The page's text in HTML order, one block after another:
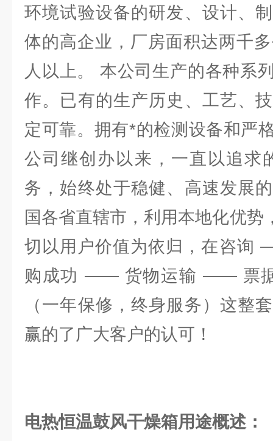
环境试验设备的研发、设计、
体的高企业，厂房面积达两千
人以上。 本公司生产的各种系
作。已有的生产历史、工艺、
定可靠。拥有*的检测设备和严
公司继创办以来，一直以追求
务，始终处于稳健、高速发展
国各省直辖市，利用本地化优势
切以用户价值为依归，在咨
购成功 —— 货物运输 —— 票
（一年保修，终身服务）这整
赢的了广大客户的认可！
电热恒温鼓风干燥箱用途概述：